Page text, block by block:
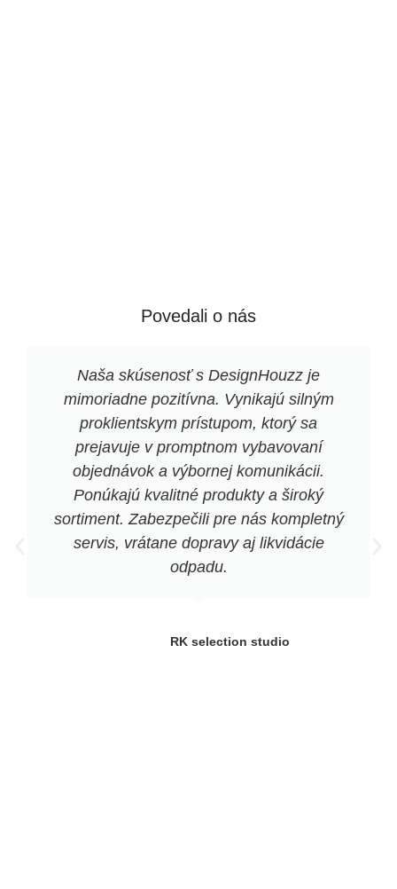
Povedali o nás
Naša skúsenosť s DesignHouzz je
mimoriadne pozitívna. Vynikajú silným
proklientskym prístupom, ktorý sa
prejavuje v promptnom vybavovaní
objednávok a výbornej komunikácii.
Ponúkajú kvalitné produkty a široký
sortiment. Zabezpečili pre nás kompletný
servis, vrátane dopravy aj likvidácie
odpadu.
RK selection studio